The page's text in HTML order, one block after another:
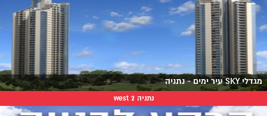
מגדלי SKY עיר ימים - נתניה
נתניה west 2